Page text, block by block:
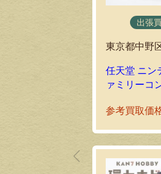
出張
東京都中野
任天堂 ニン
ァミリーコ
取しました
参考買取価